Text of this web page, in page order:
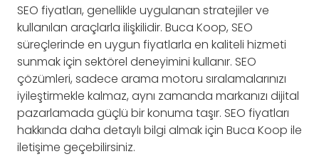
SEO fiyatları, genellikle uygulanan stratejiler ve
kullanılan araçlarla ilişkilidir. Buca Koop, SEO
süreçlerinde en uygun fiyatlarla en kaliteli hizmeti
sunmak için sektörel deneyimini kullanır. SEO
çözümleri, sadece arama motoru sıralamalarınızı
iyileştirmekle kalmaz, aynı zamanda markanızı dijital
pazarlamada güçlü bir konuma taşır. SEO fiyatları
hakkında daha detaylı bilgi almak için Buca Koop ile
iletişime geçebilirsiniz.